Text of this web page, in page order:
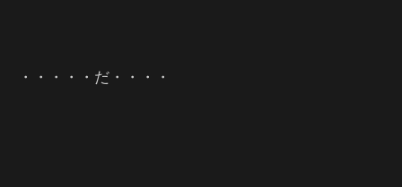
・・・・・だ・・・・